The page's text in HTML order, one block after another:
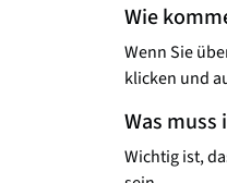
Wie
Wenn Sie
klicken und
Was
Wichtig ist,